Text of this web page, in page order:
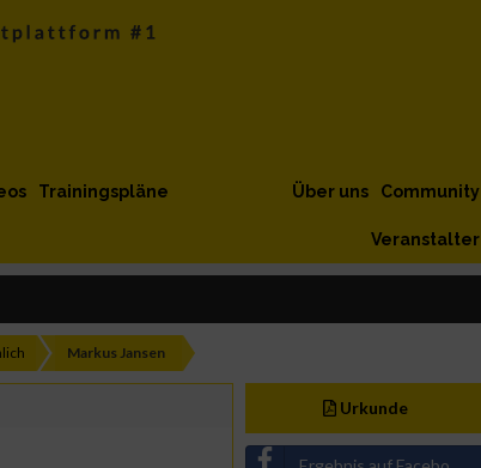
Trainingspläne Community
Über uns
Veranstalter
Markus Jansen
Urkunde